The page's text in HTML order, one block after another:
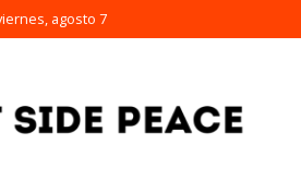
agosto 7